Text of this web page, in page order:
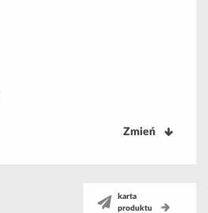
Zmień
karta
produktu